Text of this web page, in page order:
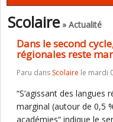
Scolaire» Actualité
Dans le second
régionales reste
Paru dans Scolaire le mardi
“S’agissant des
marginal (autour de 0,5
académies“ indique le